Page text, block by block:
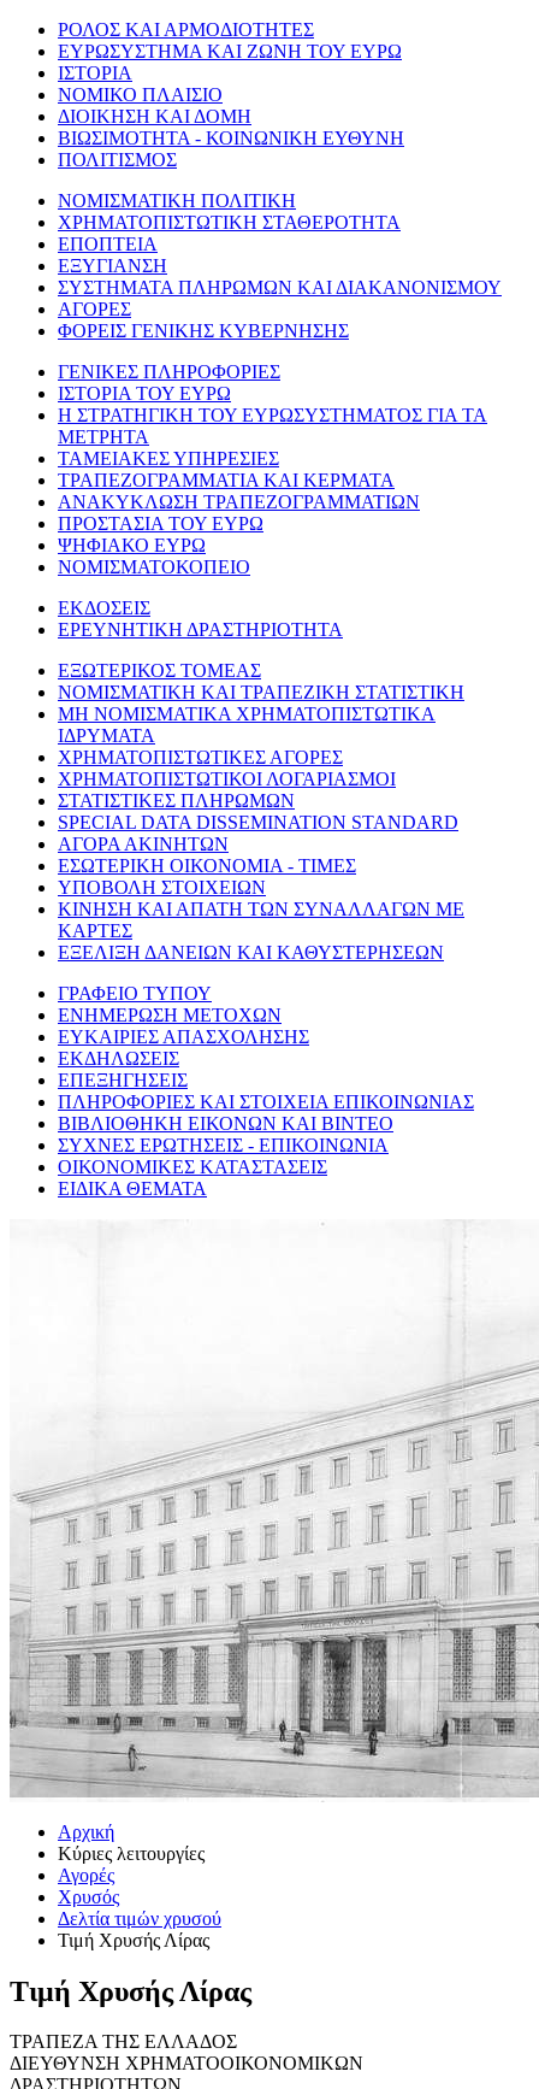
ΡΟΛΟΣ ΚΑΙ ΑΡΜΟΔΙΟΤΗΤΕΣ
ΕΥΡΩΣΥΣΤΗΜΑ ΚΑΙ ΖΩΝΗ ΤΟΥ ΕΥΡΩ
ΙΣΤΟΡΙΑ
ΝΟΜΙΚΟ ΠΛΑΙΣΙΟ
ΔΙΟΙΚΗΣΗ ΚΑΙ ΔΟΜΗ
ΒΙΩΣΙΜΟΤΗΤΑ - ΚΟΙΝΩΝΙΚΗ ΕΥΘΥΝΗ
ΠΟΛΙΤΙΣΜΟΣ
ΝΟΜΙΣΜΑΤΙΚΗ ΠΟΛΙΤΙΚΗ
ΧΡΗΜΑΤΟΠΙΣΤΩΤΙΚΗ ΣΤΑΘΕΡΟΤΗΤΑ
ΕΠΟΠΤΕΙΑ
ΕΞΥΓΙΑΝΣΗ
ΣΥΣΤΗΜΑΤΑ ΠΛΗΡΩΜΩΝ ΚΑΙ ΔΙΑΚΑΝΟΝΙΣΜΟΥ
ΑΓΟΡΕΣ
ΦΟΡΕΙΣ ΓΕΝΙΚΗΣ ΚΥΒΕΡΝΗΣΗΣ
ΓΕΝΙΚΕΣ ΠΛΗΡΟΦΟΡΙΕΣ
ΙΣΤΟΡΙΑ ΤΟΥ ΕΥΡΩ
Η ΣΤΡΑΤΗΓΙΚΗ ΤΟΥ ΕΥΡΩΣΥΣΤΗΜΑΤΟΣ ΓΙΑ ΤΑ
ΜΕΤΡΗΤΑ
ΤΑΜΕΙΑΚΕΣ ΥΠΗΡΕΣΙΕΣ
ΤΡΑΠΕΖΟΓΡΑΜΜΑΤΙΑ ΚΑΙ ΚΕΡΜΑΤΑ
ΑΝΑΚΥΚΛΩΣΗ ΤΡΑΠΕΖΟΓΡΑΜΜΑΤΙΩΝ
ΠΡΟΣΤΑΣΙΑ ΤΟΥ ΕΥΡΩ
ΨΗΦΙΑΚΟ ΕΥΡΩ
ΝΟΜΙΣΜΑΤΟΚΟΠΕΙΟ
ΕΚΔΟΣΕΙΣ
ΕΡΕΥΝΗΤΙΚΗ ΔΡΑΣΤΗΡΙΟΤΗΤΑ
ΕΞΩΤΕΡΙΚΟΣ ΤΟΜΕΑΣ
ΝΟΜΙΣΜΑΤΙΚΗ ΚΑΙ ΤΡΑΠΕΖΙΚΗ ΣΤΑΤΙΣΤΙΚΗ
ΜΗ ΝΟΜΙΣΜΑΤΙΚΑ ΧΡΗΜΑΤΟΠΙΣΤΩΤΙΚΑ
ΙΔΡΥΜΑΤΑ
ΧΡΗΜΑΤΟΠΙΣΤΩΤΙΚΕΣ ΑΓΟΡΕΣ
ΧΡΗΜΑΤΟΠΙΣΤΩΤΙΚΟΙ ΛΟΓΑΡΙΑΣΜΟΙ
ΣΤΑΤΙΣΤΙΚΕΣ ΠΛΗΡΩΜΩΝ
SPECIAL DATA DISSEMINATION STANDARD
ΑΓΟΡΑ ΑΚΙΝΗΤΩΝ
ΕΣΩΤΕΡΙΚΗ ΟΙΚΟΝΟΜΙΑ - ΤΙΜΕΣ
ΥΠΟΒΟΛΗ ΣΤΟΙΧΕΙΩΝ
ΚΙΝΗΣΗ ΚΑΙ ΑΠΑΤΗ ΤΩΝ ΣΥΝΑΛΛΑΓΩΝ ΜΕ
ΚΑΡΤΕΣ
ΕΞΕΛΙΞΗ ΔΑΝΕΙΩΝ ΚΑΙ ΚΑΘΥΣΤΕΡΗΣΕΩΝ
ΓΡΑΦΕΙΟ ΤΥΠΟΥ
ΕΝΗΜΕΡΩΣΗ ΜΕΤΟΧΩΝ
ΕΥΚΑΙΡΙΕΣ ΑΠΑΣΧΟΛΗΣΗΣ
ΕΚΔΗΛΩΣΕΙΣ
ΕΠΕΞΗΓΗΣΕΙΣ
ΠΛΗΡΟΦΟΡΙΕΣ ΚΑΙ ΣΤΟΙΧΕΙΑ ΕΠΙΚΟΙΝΩΝΙΑΣ
ΒΙΒΛΙΟΘΗΚΗ ΕΙΚΟΝΩΝ ΚΑΙ ΒΙΝΤΕΟ
ΣΥΧΝΕΣ ΕΡΩΤΗΣΕΙΣ - ΕΠΙΚΟΙΝΩΝΙΑ
ΟΙΚΟΝΟΜΙΚΕΣ ΚΑΤΑΣΤΑΣΕΙΣ
ΕΙΔΙΚΑ ΘΕΜΑΤΑ
Αρχική
Κύριες λειτουργίες
Αγορές
Χρυσός
Δελτία τιμών χρυσού
Τιμή Χρυσής Λίρας
Τιμή Χρυσής Λίρας
ΤΡΑΠΕΖΑ ΤΗΣ ΕΛΛΑΔΟΣ
ΔΙΕΥΘΥΝΣΗ ΧΡΗΜΑΤΟΟΙΚΟΝΟΜΙΚΩΝ